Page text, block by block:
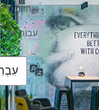
שחזור
עבור אל
שפה